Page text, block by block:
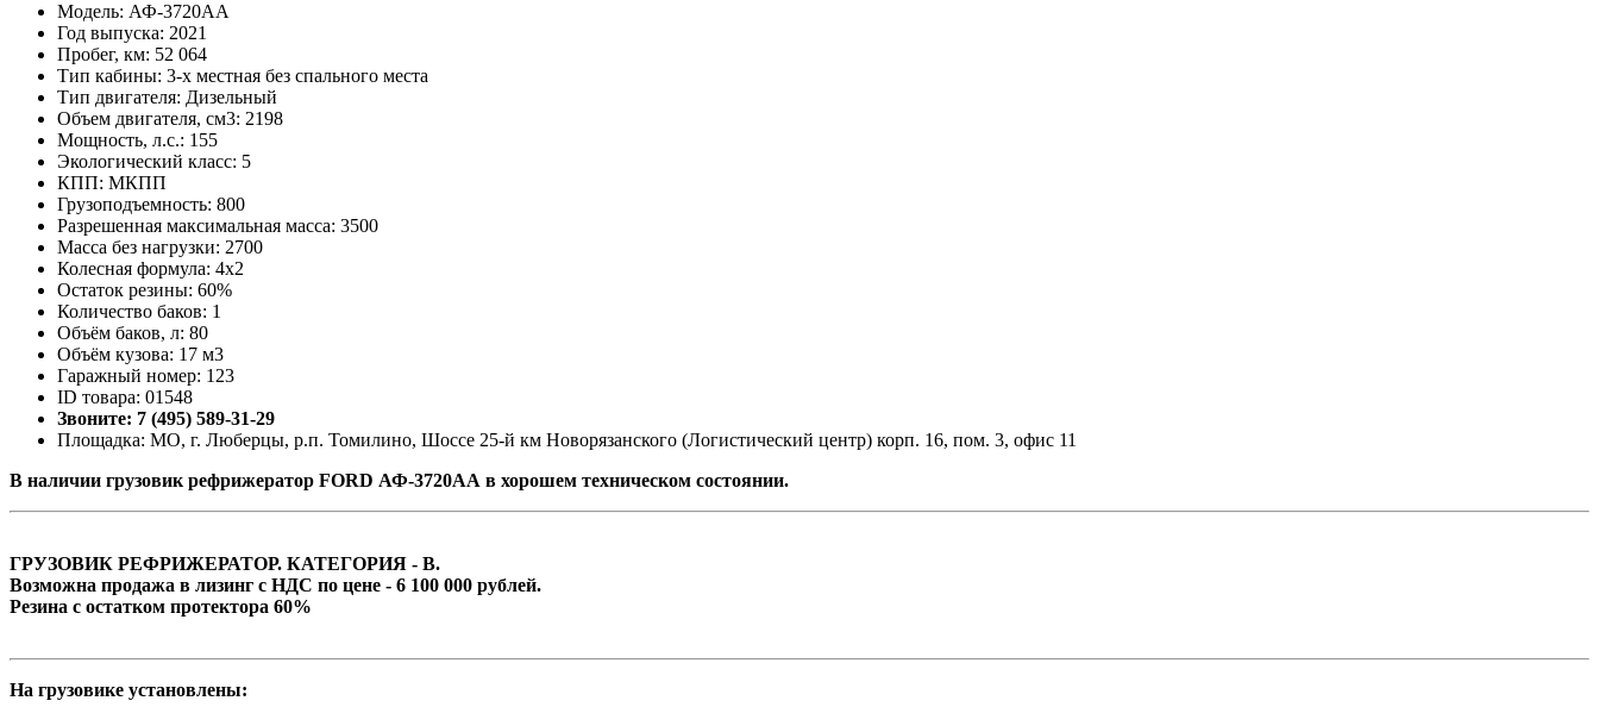
Модель: АФ-3720АА
Год выпуска: 2021
Пробег, км: 52 064
Тип кабины: 3-х местная без спального места
Тип двигателя: Дизельный
Объем двигателя, см3: 2198
Мощность, л.с.: 155
Экологический класс: 5
КПП: МКПП
Грузоподъемность: 800
Разрешенная максимальная масса: 3500
Масса без нагрузки: 2700
Колесная формула: 4x2
Остаток резины: 60%
Количество баков: 1
Объём баков, л: 80
Объём кузова: 17 м3
Гаражный номер: 123
ID товара: 01548
Звоните: 7 (495) 589-31-29
Площадка: МО, г. Люберцы, р.п. Томилино, Шоссе 25-й км Новорязанского (Логистический центр) корп. 16, пом. 3, офис 11
В наличии грузовик рефрижератор FORD АФ-3720АА в хорошем техническом состоянии.
ГРУЗОВИК РЕФРИЖЕРАТОР. КАТЕГОРИЯ - В.
Возможна продажа в лизинг с НДС по цене - 6 100 000 рублей.
Резина с остатком протектора 60%
На грузовике установлены: